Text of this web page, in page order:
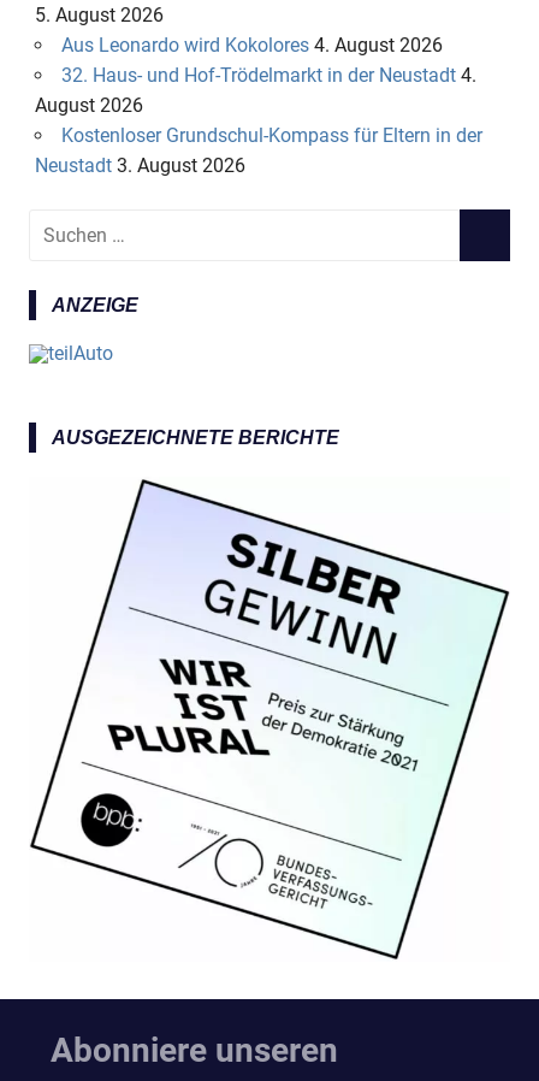
5. August 2026
Aus Leonardo wird Kokolores 4. August 2026
32. Haus- und Hof-Trödelmarkt in der Neustadt 4.
August 2026
Kostenloser Grundschul-Kompass für Eltern in der
Neustadt 3. August 2026
e
ANZEIGE
AUSGEZEICHNETE BERICHTE
Abonniere unseren